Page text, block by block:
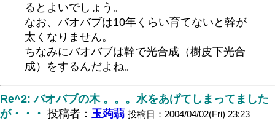
るとよいでしょう。
なお、バオバブは10年くらい育てないと幹が
太くなりません。
ちなみにバオバブは幹で光合成（樹皮下光合
成）をするんだよね。
Re^2: バオバブの木 。。。水をあげてしまってました
が・・・ 投稿者： 玉蒟蒻 投稿日：2004/04/02(Fri) 23:23